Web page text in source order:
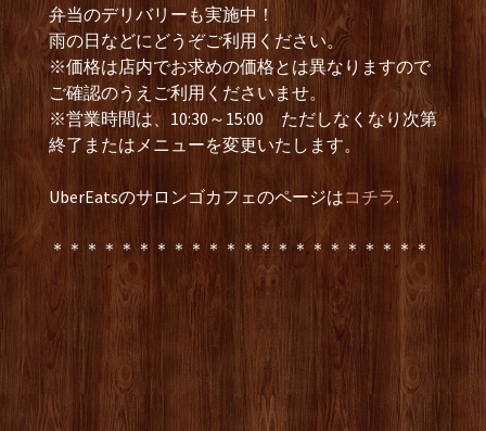
弁当のデリバリーも実施中！
雨の日などにどうぞご利用ください。
※価格は店内でお求めの価格とは異なりますので
ご確認のうえご利用くださいませ。
※営業時間は、10:30～15:00 ただしなくなり次第
終了またはメニューを変更いたします。
UberEatsのサロンゴカフェのページはコチラ.
＊＊＊＊＊＊＊＊＊＊＊＊＊＊＊＊＊＊＊＊＊＊